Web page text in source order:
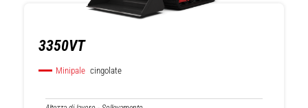
3350VT
Minipale cingolate